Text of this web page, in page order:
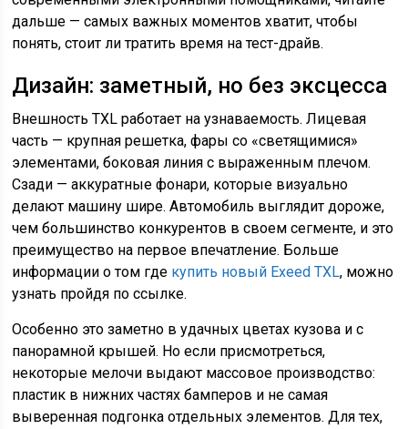
дальше — самых важных моментов хватит, чтобы
понять, стоит ли тратить время на тест-драйв.
Дизайн: заметный, но без эксцесса
Внешность TXL работает на узнаваемость. Лицевая
часть — крупная решетка, фары со «светящимися»
элементами, боковая линия с выраженным плечом.
Сзади — аккуратные фонари, которые визуально
делают машину шире. Автомобиль выглядит дороже,
чем большинство конкурентов в своем сегменте, и это
преимущество на первое впечатление. Больше
информации о том где купить новый Exeed TXL, можно
узнать пройдя по ссылке.
Особенно это заметно в удачных цветах кузова и с
панорамной крышей. Но если присмотреться,
некоторые мелочи выдают массовое производство:
пластик в нижних частях бамперов и не самая
выверенная подгонка отдельных элементов. Для тех,